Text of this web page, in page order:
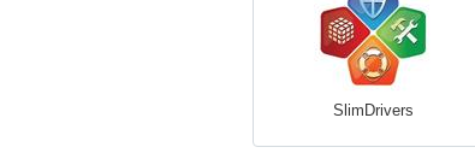
SlimDrivers